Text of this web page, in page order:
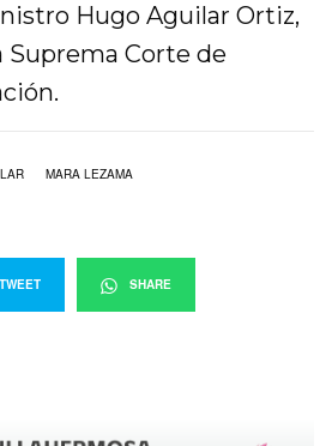
Hugo Aguilar Ortiz,
Suprema Corte de
MARA LEZAMA
TWEET SHARE